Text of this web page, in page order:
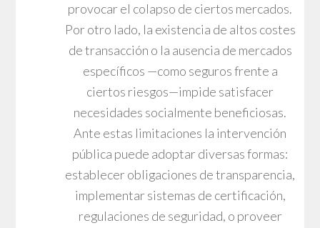
provocar el colapso de ciertos mercados.
Por otro lado, la existencia de altos costes
de transacción o la ausencia de mercados
específicos —como seguros frente a
ciertos riesgos—impide satisfacer
necesidades socialmente beneficiosas.
Ante estas limitaciones la intervención
pública puede adoptar diversas formas:
establecer obligaciones de transparencia,
implementar sistemas de certificación,
regulaciones de seguridad, o proveer